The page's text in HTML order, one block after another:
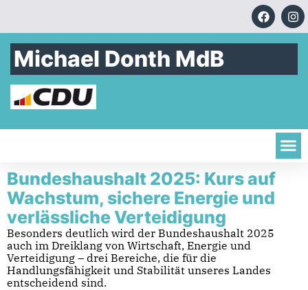
Michael Donth MdB
Bundeshaushalt 2025: Kurs auf
Wachstum, sichere Energie und
verlässliche Verteidigung
Besonders deutlich wird der Bundeshaushalt 2025
auch im Dreiklang von Wirtschaft, Energie und
Verteidigung – drei Bereiche, die für die
Handlungsfähigkeit und Stabilität unseres Landes
entscheidend sind.